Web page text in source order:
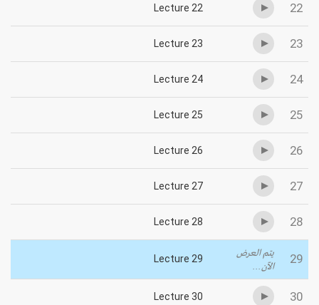
22
Lecture 22
23
Lecture 23
24
Lecture 24
25
Lecture 25
26
Lecture 26
27
Lecture 27
28
Lecture 28
29
يتم العرض
الآن...
Lecture 29
30
Lecture 30